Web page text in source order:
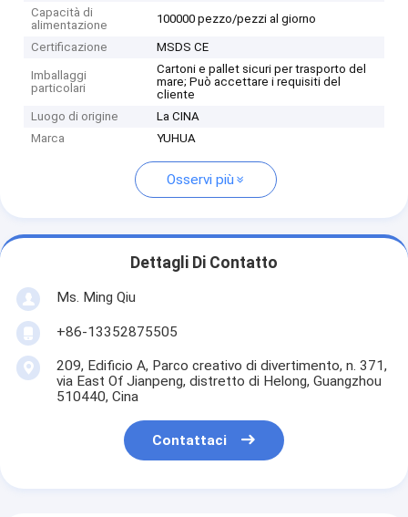
Capacità di
alimentazione
100000 pezzo/pezzi al giorno
Certificazione MSDS CE
Imballaggi
particolari
Cartoni e pallet sicuri per trasporto del
mare; Può accettare i requisiti del
cliente
Luogo di origine
La CINA
Marca
YUHUA
Osservi più
Dettagli Di Contatto
Ms. Ming Qiu
+86-13352875505
209, Edificio A, Parco creativo di divertimento, n. 371,
via East Of Jianpeng, distretto di Helong, Guangzhou
510440, Cina
Contattaci